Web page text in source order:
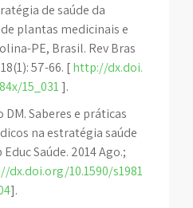
de saúde da
plantas medicinais e
PE, Brasil. Rev Bras
57-66. [http://dx.doi.
15_031].
DM. Saberes e práticas
na estratégia saúde
Saúde. 2014 Ago.;
dx.doi.org/10.1590/s1981
].